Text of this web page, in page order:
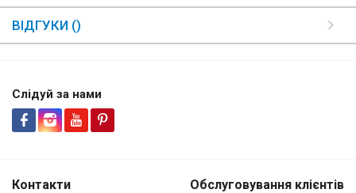
ВІДГУКИ ()
Слідуй за нами
Контакти Обслуговування клієнтів